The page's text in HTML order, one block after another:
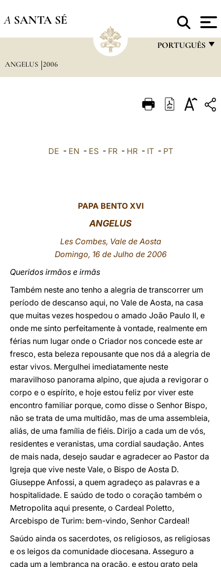
A SANTA SÉ
PORTUGUÊS
ITALIANO
LATINE
ANGELUS 2006
DE - EN - ES- FR- HR- IT- PT
PAPA BENTO XVI
ANGELUS
Les Combes, Vale de Aosta
Domingo, 16 de Julho de 2006
Queridos irmãos e irmãs
Também neste ano tenho a alegria de transcorrer um
período de descanso aqui, no Vale de Aosta, na casa
que muitas vezes hospedou o amado João Paulo II, e
onde me sinto perfeitamente à vontade, realmente em
férias num lugar onde o Criador nos concede este ar
fresco, esta beleza repousante que nos dá a alegria de
estar vivos. Mergulhei imediatamente neste
maravilhoso panorama alpino, que ajuda a revigorar o
corpo e o espírito, e hoje estou feliz por viver este
encontro familiar porque, como disse o Senhor Bispo,
não se trata de uma multidão, mas de uma assembleia,
aliás, de uma família de fiéis. Dirijo a cada um de vós,
residentes e veranistas, uma cordial saudação. Antes
de mais nada, desejo saudar e agradecer ao Pastor da
Igreja que vive neste Vale, o Bispo de Aosta D.
Giuseppe Anfossi, a quem agradeço as palavras e a
hospitalidade. E saúdo de todo o coração também o
Metropolita aqui presente, o Cardeal Poletto,
Arcebispo de Turim: bem-vindo, Senhor Cardeal!
Saúdo ainda os sacerdotes, os religiosos, as religiosas
e os leigos da comunidade diocesana. Asseguro a
cada um a lembrança na oração, e estou grato pela